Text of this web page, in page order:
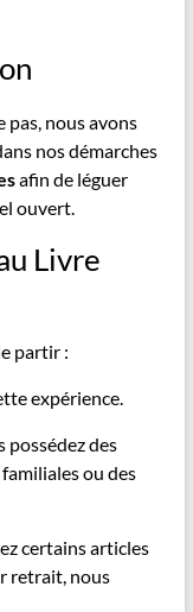
pas, nous avons
nos démarches
afin de léguer
ouvert.
Livre
partir :
expérience.
possédez des
ou des
certains articles
retrait, nous